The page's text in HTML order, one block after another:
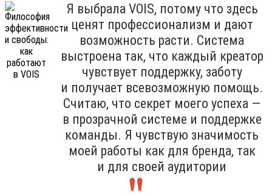
Я выбрала VOIS, потому что здесь
ценят профессионализм и дают
возможность расти. Система
выстроена так, что каждый креатор
чувствует поддержку, заботу
и получает всевозможную помощь.
Считаю, что секрет моего успеха —
в прозрачной системе и поддержке
команды. Я чувствую значимость
моей работы как для бренда, так
и для своей аудитории